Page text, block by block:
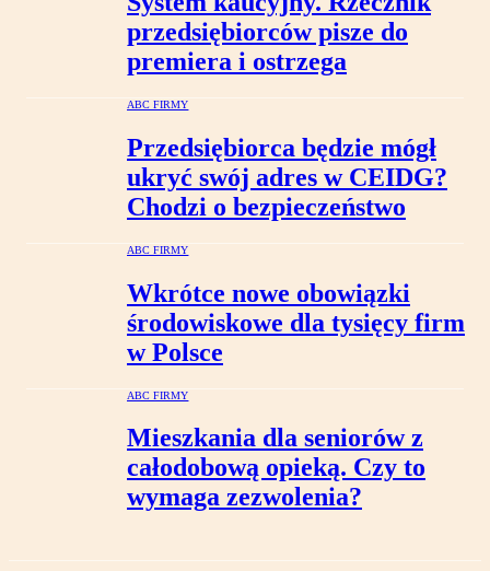
przedsiębiorców pisze do
premiera i ostrzega
ABC FIRMY
Przedsiębiorca będzie mógł
ukryć swój adres w CEIDG?
Chodzi o bezpieczeństwo
ABC FIRMY
Wkrótce nowe obowiązki
środowiskowe dla tysięcy firm
w Polsce
ABC FIRMY
Mieszkania dla seniorów z
całodobową opieką. Czy to
wymaga zezwolenia?